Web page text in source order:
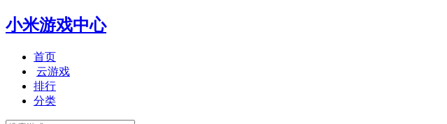
小米游戏中心
首页
云游戏
排行
分类